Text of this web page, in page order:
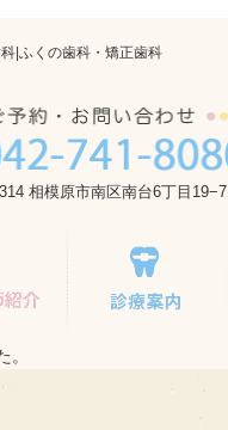
|ふくの歯科・矯正歯科
相模原市南区南台6丁目19−7
歯科医師紹介